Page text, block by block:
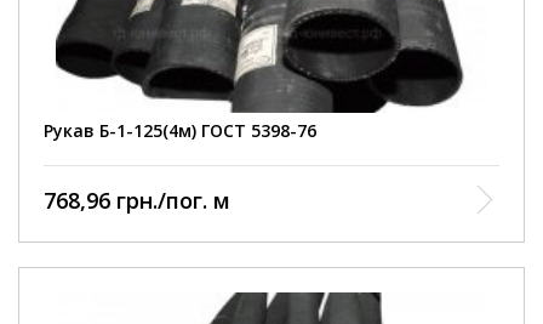
Рукав Б-1-125(4м) ГОСТ 5398-76
Діапазон робочих
температур
від -35 до +90 С
Відповідність
нормативному документу
ГОСТ 5398-76
Курськ
768,96 грн./пог. м